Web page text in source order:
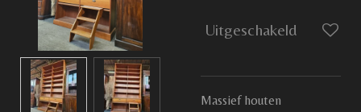
Uitgeschakeld
Massief houten